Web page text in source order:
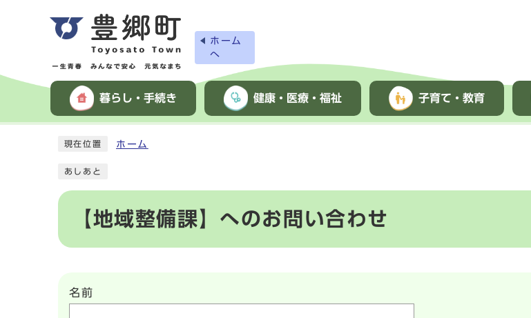
ホーム
へ
暮らし・手続き 健康・医療・福祉 子育て・教育
現在位置 ホーム
あしあと
【地域整備課】へのお問い合わせ
名前